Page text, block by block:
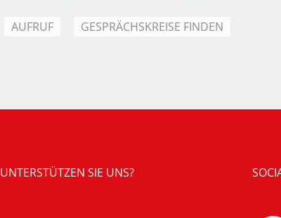
AUFRUF GESPRÄCHSKREISE FINDEN
UNTERSTÜTZEN SIE UNS?